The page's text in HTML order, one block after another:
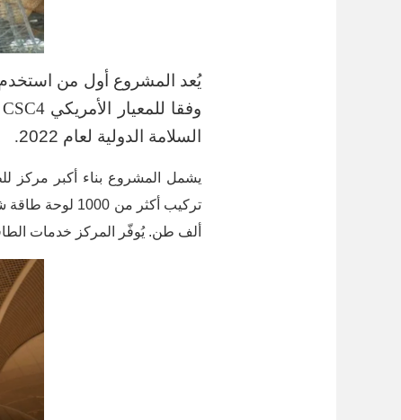
يُعد المشروع أول من استخدم
وفقا للمعيار الأمريكي CSC4
السلامة الدولية لعام 2022
.
ألف طن. يُوفّر المركز خدمات